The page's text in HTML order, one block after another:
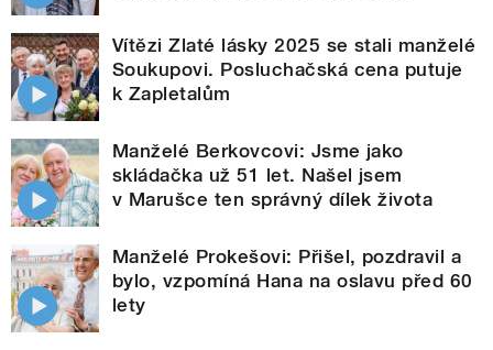
Vítězi Zlaté lásky 2025 se stali manželé
Soukupovi. Posluchačská cena putuje
k Zapletalům
Manželé Berkovcovi: Jsme jako
skládačka už 51 let. Našel jsem
v Marušce ten správný dílek života
Manželé Prokešovi: Přišel, pozdravil a
bylo, vzpomíná Hana na oslavu před 60
lety